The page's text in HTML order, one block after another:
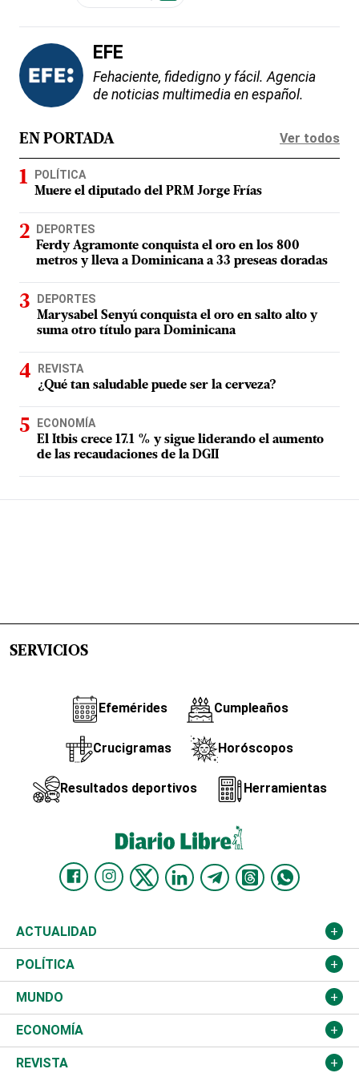
EFE
Fehaciente, fidedigno y fácil. Agencia
de noticias multimedia en español.
EN PORTADA Ver todos
POLÍTICA
Muere el diputado del PRM Jorge Frías
DEPORTES
Ferdy Agramonte conquista el oro en los 800
metros y lleva a Dominicana a 33 preseas doradas
DEPORTES
Marysabel Senyú conquista el oro en salto alto y
suma otro título para Dominicana
REVISTA
¿Qué tan saludable puede ser la cerveza?
ECONOMÍA
El Itbis crece 17.1 % y sigue liderando el aumento
de las recaudaciones de la DGII
SERVICIOS
Efemérides Cumpleaños
Crucigramas Horóscopos
Resultados deportivos Herramientas
ACTUALIDAD
Nacional
Ciudad
Educación
Salud
POLÍTICA
Partidos
JCE
TSE
MUNDO
Estados Unidos
América Latina
ECONOMÍA
Finanzas
REVISTA